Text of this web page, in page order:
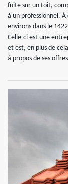
fuite sur un toit,
à un professionnel. À
environs dans le
Celle-ci est une
et est, en plus de
à propos de ses